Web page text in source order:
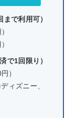
で利用可）
で1回限り）
）
ィズニー、